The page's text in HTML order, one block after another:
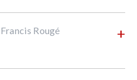
Francis Rougé +